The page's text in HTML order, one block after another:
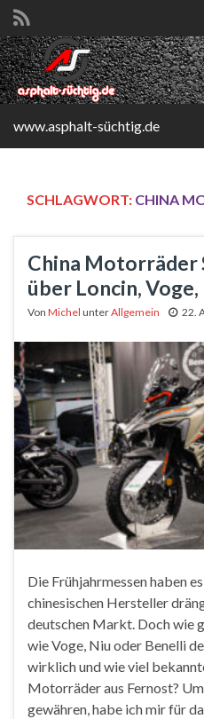
Search for:
www.asphalt-süchtig.de
SCHLAGWORT: CHINA
China Motorräder
über Loncin, Voge,
Von Michel unterAllgemein 22.
Die Frühjahrmessen haben
chinesischen Hersteller
deutschen Markt. Doch wie
wie Voge, Niu oder Benelli
wirklich und wie viel
Motorräder aus Fernost?
gewähren, habe ich mir für